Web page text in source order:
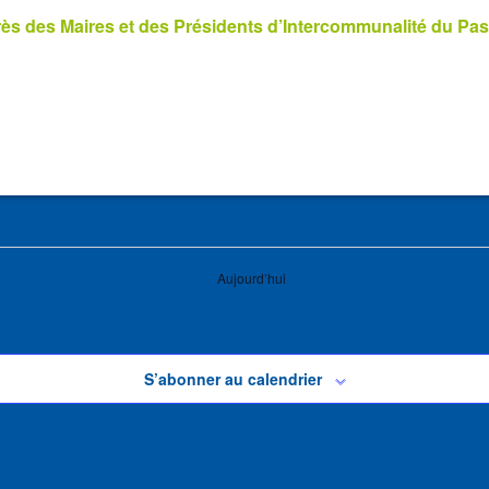
des Maires et des Présidents d’Intercommunalité du
Aujourd’hui
S’abonner au calendrier